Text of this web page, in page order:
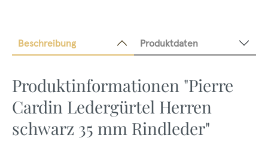
Beschreibung Produktdaten
Produktinformationen "Pierre
Cardin Ledergürtel Herren
schwarz 35 mm Rindleder"